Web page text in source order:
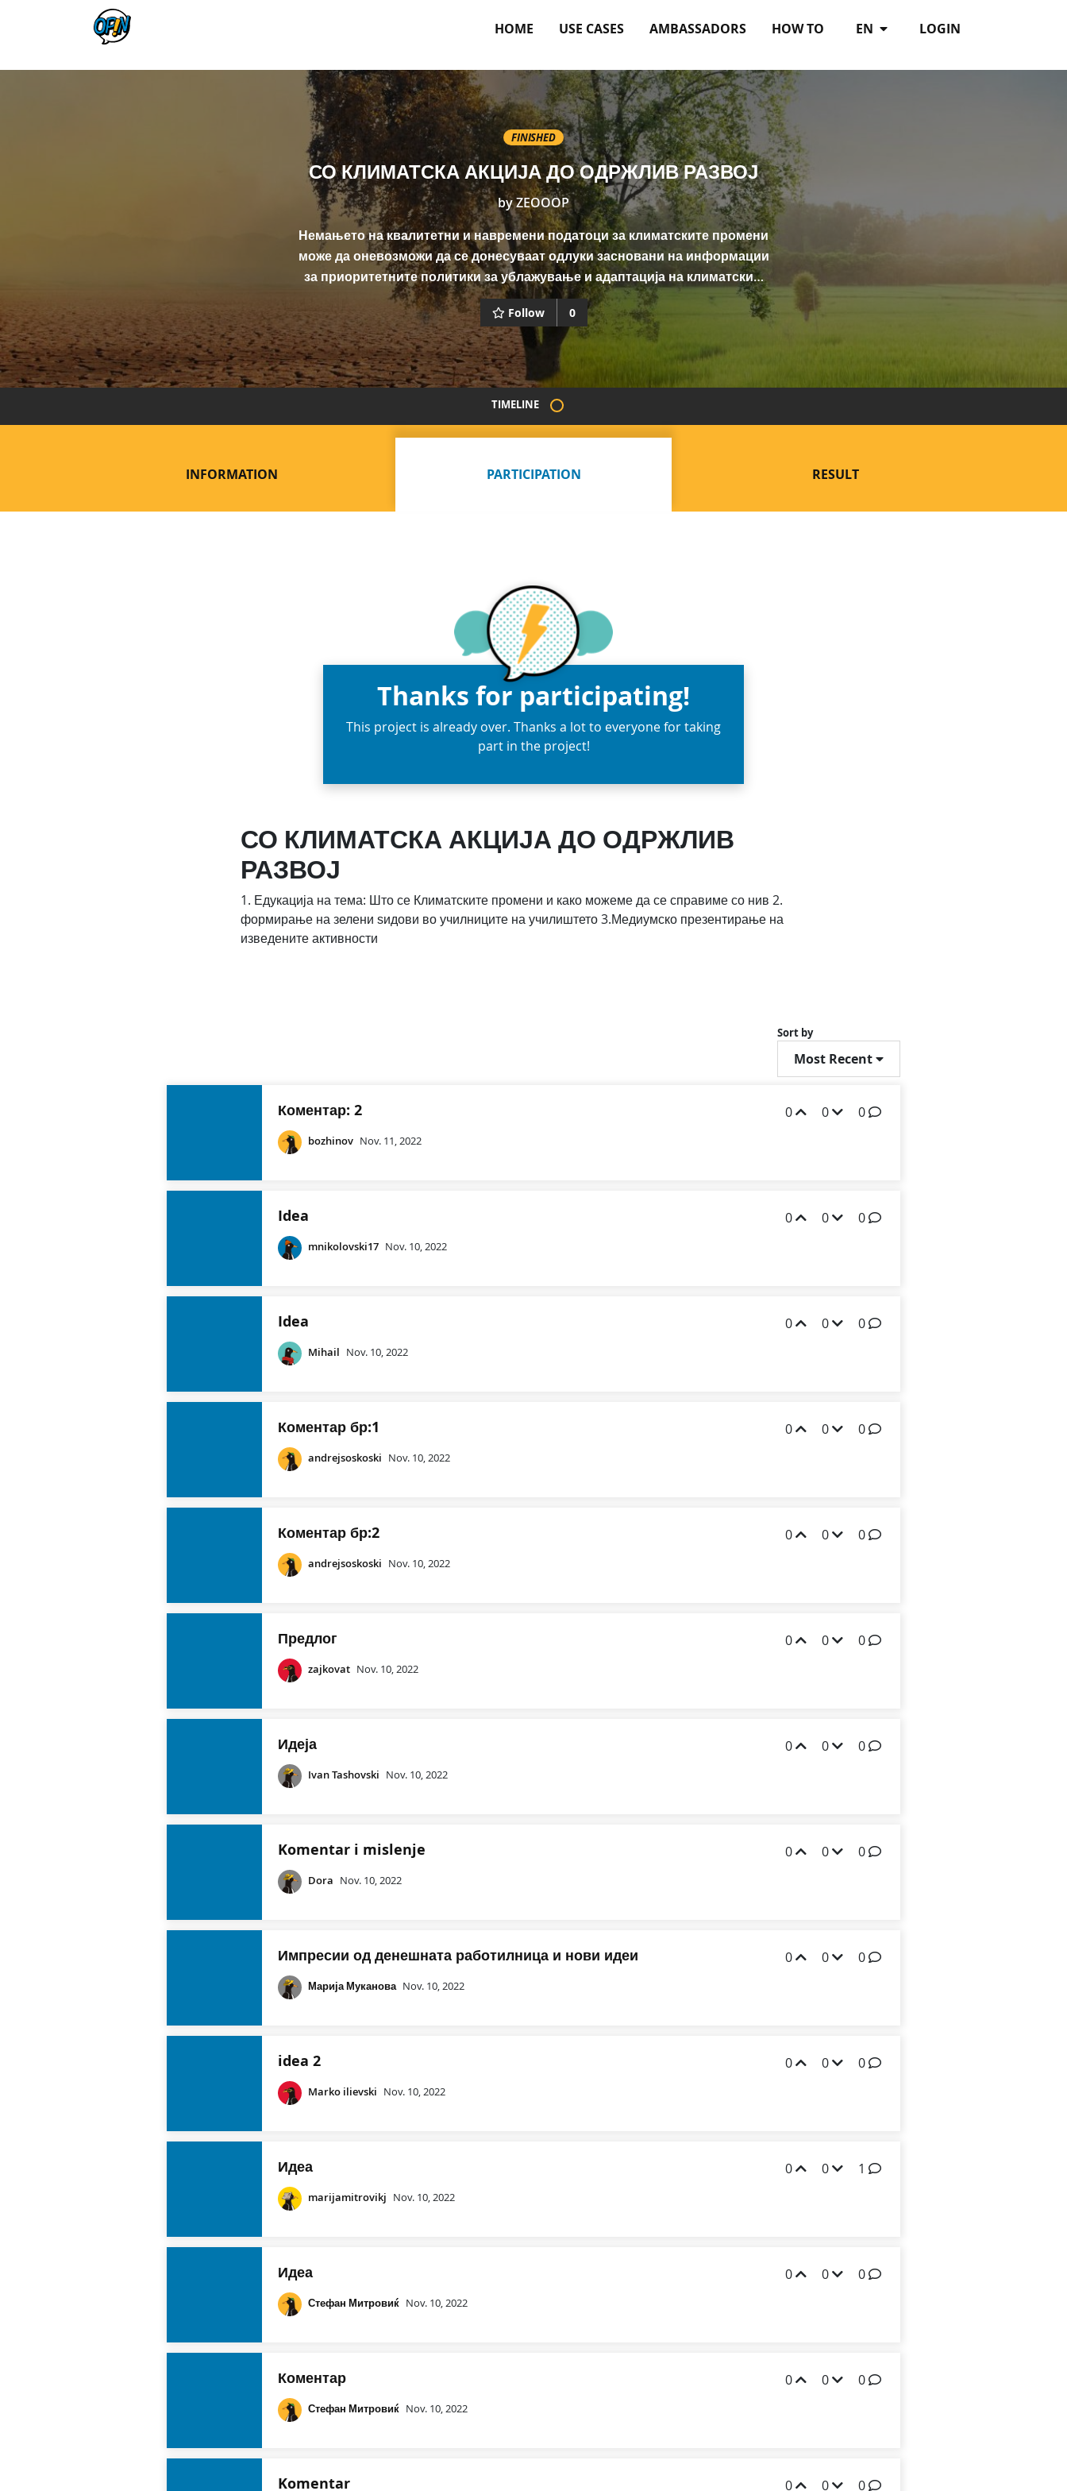
LOGIN
EN
HOME USE CASES AMBASSADORS HOW TO
FINISHED
СО КЛИМАТСКА АКЦИЈА ДО ОДРЖЛИВ РАЗВОЈ
byZEOOOP
Немањето на квалитетни и навремени податоци за климатските промени
може да оневозможи да се донесуваат одлуки засновани на информации
за приоритетните политики за ублажување и адаптација на климатски…
Follow 0
TIMELINE
INFORMATION PARTICIPATION RESULT
Thanks for participating!
This project is already over. Thanks a lot to everyone for taking
part in the project!
СО КЛИМАТСКА АКЦИЈА ДО ОДРЖЛИВ
РАЗВОЈ
1. Едукација на тема: Што се Климатските промени и како можеме да се справиме со нив 2.
формирање на зелени ѕидови во училниците на училиштето 3.Медиумско презентирање на
изведените активности
Sort by
Most Recent
0 0 0
Коментар: 2
bozhinov Nov. 11, 2022
0 0 0
Idea
mnikolovski17 Nov. 10, 2022
0 0 0
Idea
Mihail Nov. 10, 2022
0 0 0
Коментар бр:1
andrejsoskoski Nov. 10, 2022
0 0 0
Коментар бр:2
andrejsoskoski Nov. 10, 2022
0 0 0
Предлог
zajkovat Nov. 10, 2022
0 0 0
Идеја
Ivan Tashovski Nov. 10, 2022
0 0 0
Komentar i mislenje
Dora Nov. 10, 2022
0 0 0
Импресии од денешната работилница и нови идеи
Марија Муканова Nov. 10, 2022
0 0 0
idea 2
Marko ilievski Nov. 10, 2022
0 0 1
Идеа
marijamitrovikj Nov. 10, 2022
0 0 0
Идеа
Стефан Митровиќ Nov. 10, 2022
0 0 0
Коментар
Стефан Митровиќ Nov. 10, 2022
0 0 0
Komentar